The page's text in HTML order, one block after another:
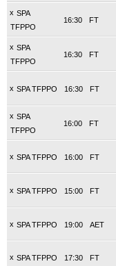
x SPA
TFPPO
FT
16:30
x SPA
TFPPO
FT
16:30
x SPA TFPPO FT
16:30
x SPA
TFPPO
FT
16:00
x SPA TFPPO FT
16:00
x SPA TFPPO FT
15:00
x SPA TFPPO AET
19:00
x SPA TFPPO FT
17:30